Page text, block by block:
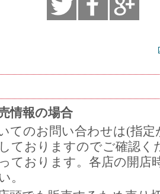
情報の場合
てのお問い合わせは(指
ておりますのでご確認く
ております。各店の開店
。